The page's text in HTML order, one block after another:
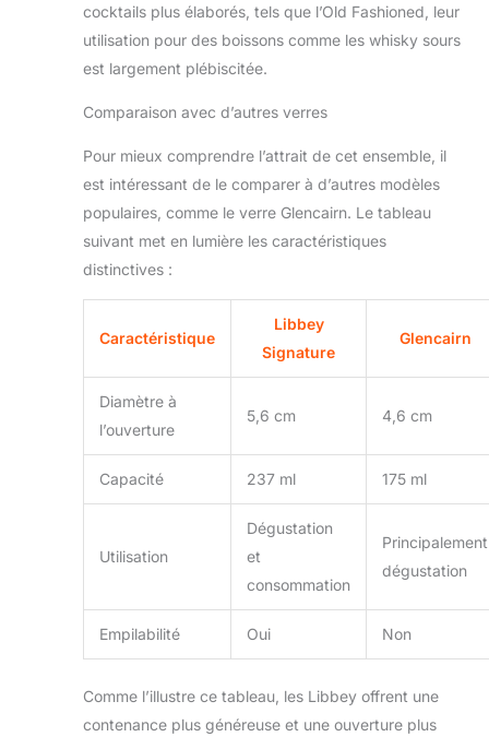
cocktails plus élaborés, tels que l’Old Fashioned, leur
utilisation pour des boissons comme les whisky sours
est largement plébiscitée.
Comparaison avec d’autres verres
Pour mieux comprendre l’attrait de cet ensemble, il
est intéressant de le comparer à d’autres modèles
populaires, comme le verre Glencairn. Le tableau
suivant met en lumière les caractéristiques
distinctives :
Caractéristique
Libbey
Signature
Glencairn
Diamètre à
l’ouverture
5,6 cm 4,6 cm
Capacité 237 ml 175 ml
Utilisation
Dégustation
et
consommation
Principalement
dégustation
Empilabilité Oui Non
Comme l’illustre ce tableau, les Libbey offrent une
contenance plus généreuse et une ouverture plus